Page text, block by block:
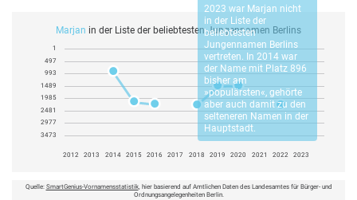
Marjan in der Liste der beliebtesten Jungennamen Berlins
2023 war Marjan nicht
in der Liste der
beliebtesten
Jungennamen Berlins
vertreten. In 2014 war
der Name mit Platz 896
bisher am
»populärsten«, gehörte
aber auch damit zu den
selteneren Namen in der
Hauptstadt.
1
497
993
1489
1985
2481
2977
3473
2012 2013 2014 2015 2016 2017 2018 2019 2020 2021 2022 2023
Quelle: SmartGenius-Vornamensstatistik, hier basierend auf Amtlichen Daten des Landesamtes für Bürger- und
Ordnungsangelegenheiten Berlin.